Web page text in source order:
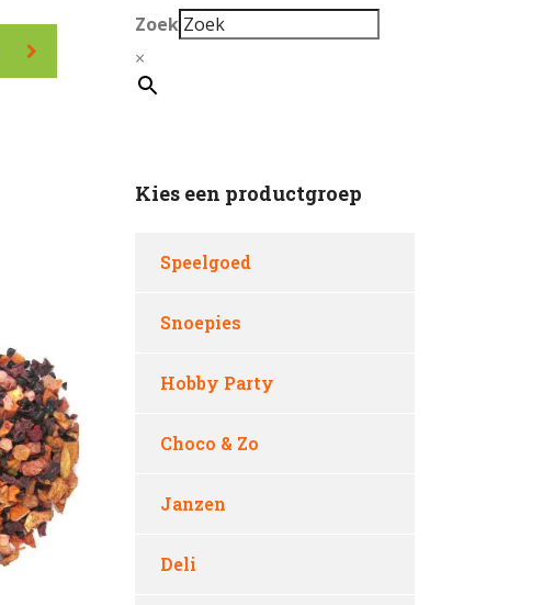
Zoek
×
Kies een productgroep
Speelgoed
Snoepies
Hobby Party
Choco & Zo
Janzen
Deli